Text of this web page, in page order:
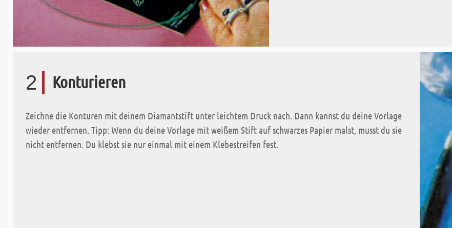
2 Konturieren
Zeichne die Konturen mit deinem Diamantstift unter leichtem Druck nach. Dann kannst du deine Vorlage
wieder entfernen. Tipp: Wenn du deine Vorlage mit weißem Stift auf schwarzes Papier malst, musst du sie
nicht entfernen. Du klebst sie nur einmal mit einem Klebestreifen fest.